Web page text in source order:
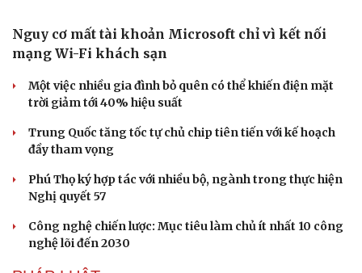
Văn hóa
Văn học
Âm nhạc
Giải trí
Thời trang
Nguy cơ mất tài khoản Microsoft chỉ vì kết nối
mạng Wi-Fi khách sạn
Một việc nhiều gia đình bỏ quên có thể khiến điện mặt
trời giảm tới 40% hiệu suất
Trung Quốc tăng tốc tự chủ chip tiên tiến với kế hoạch
đầy tham vọng
Phú Thọ ký hợp tác với nhiều bộ, ngành trong thực hiện
Nghị quyết 57
Công nghệ chiến lược: Mục tiêu làm chủ ít nhất 10 công
nghệ lõi đến 2030